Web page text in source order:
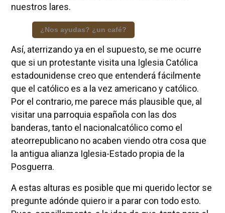
nuestros lares.
¿Nos ayudas? ¿un café?
Así, aterrizando ya en el supuesto, se me ocurre
que si un protestante visita una Iglesia Católica
estadounidense creo que entenderá fácilmente
que el católico es a la vez americano y católico.
Por el contrario, me parece más plausible que, al
visitar una parroquia española con las dos
banderas, tanto el nacionalcatólico como el
ateorrepublicano no acaben viendo otra cosa que
la antigua alianza Iglesia-Estado propia de la
Posguerra.
A estas alturas es posible que mi querido lector se
pregunte adónde quiero ir a parar con todo esto.